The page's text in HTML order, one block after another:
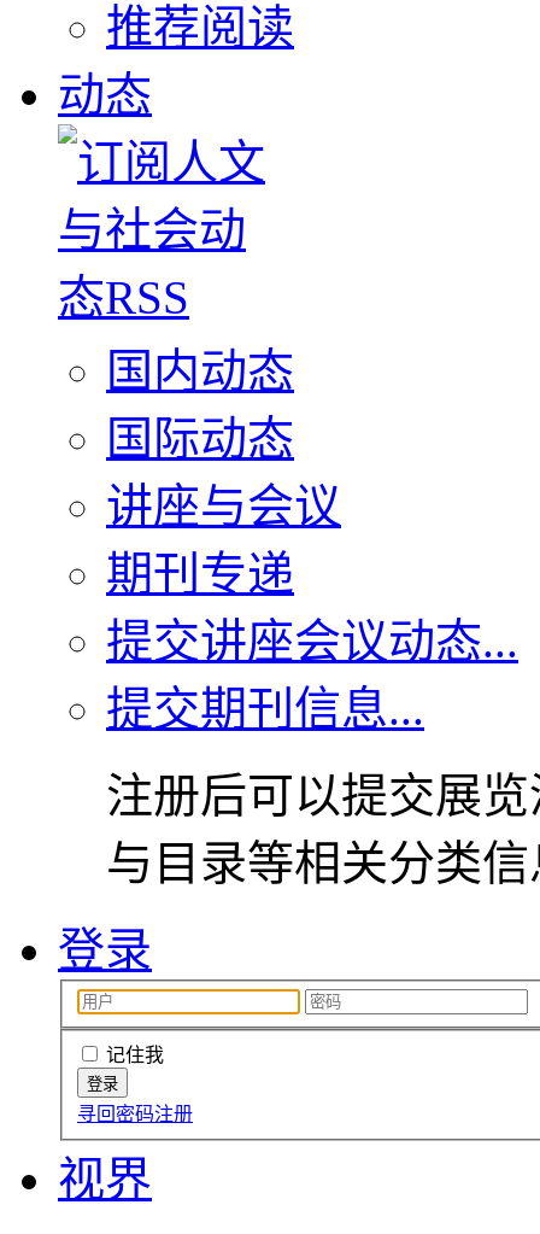
推荐阅读
动态
国内动态
国际动态
讲座与会议
期刊专递
提交讲座会议动态...
提交期刊信息...
注册后可以提交展
与目录等相关分类
登录
记住我
寻回密码注册
视界